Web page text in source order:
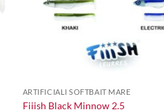
ARTIFICIALI SOFTBAIT MARE
Fiiish Black Minnow 2.5